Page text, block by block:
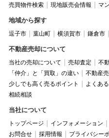
売買物件検索 現地販売会情報 マ
地域から探す
逗子市 葉山町 横須賀市 鎌倉市
不動産売却について
当社の売却について 売却査定
不
「仲介」と「買取」の違い
不動産
少しでも高く売るポイント
よくあ
相続相談
当社について
トップページ インフォメーション
お問合せ
採用情報 プライバシー